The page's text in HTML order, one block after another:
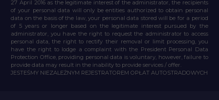
27 April 2016 as the legitimate interest of the administrator, the recipients
of your personal data will only be entities authorized to obtain personal
data on the basis of the law, your personal data stored will be for a period
of 5 years or longer based on the legitimate interest pursued by the
administrator, you have the right to request the administrator to access
personal data, the right to rectify their removal or limit processing, you
have the right to lodge a complaint with the President Personal Data
Protection Office, providing personal data is voluntary, however, failure to
provide data may result in the inability to provide services / offer.
JESTEŚMY NIEZALEŻNYM REJESTRATOREM OPŁAT AUTOSTRADOWYCH